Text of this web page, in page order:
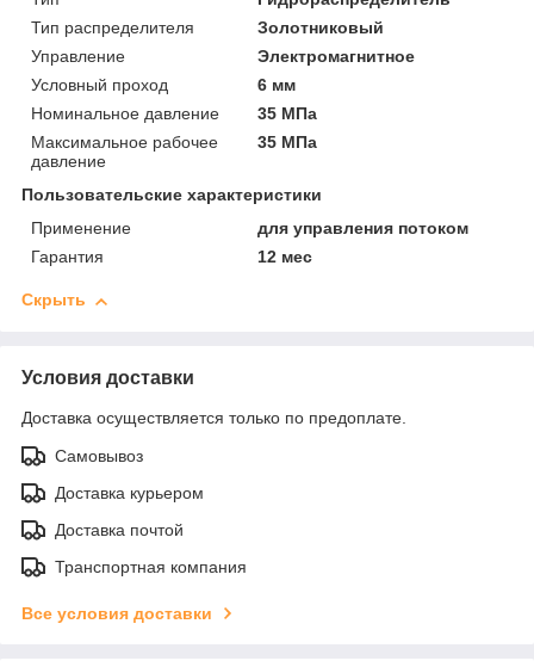
Тип распределителя
Золотниковый
Управление
Электромагнитное
Условный проход
6 мм
Номинальное давление
35 МПа
Максимальное рабочее
давление
35 МПа
Пользовательские характеристики
Применение
для управления потоком
Гарантия
12 мес
Скрыть
Условия доставки
Доставка осуществляется только по предоплате.
Самовывоз
Доставка курьером
Доставка почтой
Транспортная компания
Все условия доставки